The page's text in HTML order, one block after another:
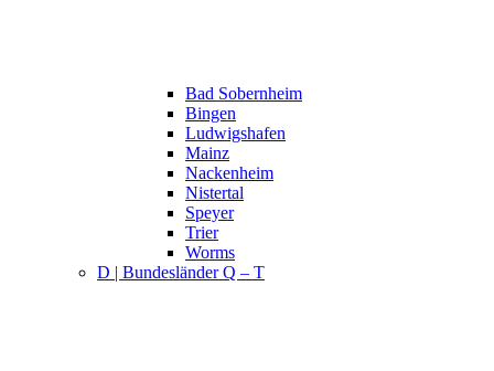
Bad Sobernheim
Bingen
Ludwigshafen
Mainz
Nackenheim
Nistertal
Speyer
Trier
Worms
D | Bundesländer Q – T